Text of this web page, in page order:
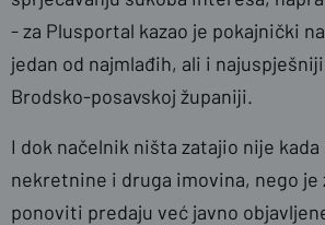
- za Plusportal kazao je pokajnički
jedan od najmlađih, ali i
Brodsko-posavskoj županiji.
I dok načelnik ništa zatajio nije
nekretnine i druga imovina, nego je
ponoviti predaju već javno